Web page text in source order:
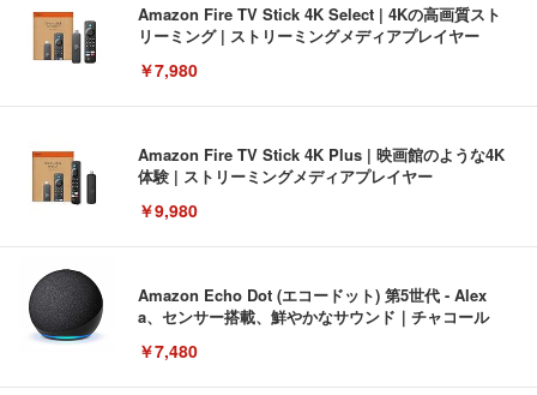
Amazon Fire TV Stick 4K Select | 4Kの高画質スト
リーミング | ストリーミングメディアプレイヤー
￥7,980
Amazon Fire TV Stick 4K Plus | 映画館のような4K
体験 | ストリーミングメディアプレイヤー
￥9,980
Amazon Echo Dot (エコードット) 第5世代 - Alex
a、センサー搭載、鮮やかなサウンド｜チャコール
￥7,480